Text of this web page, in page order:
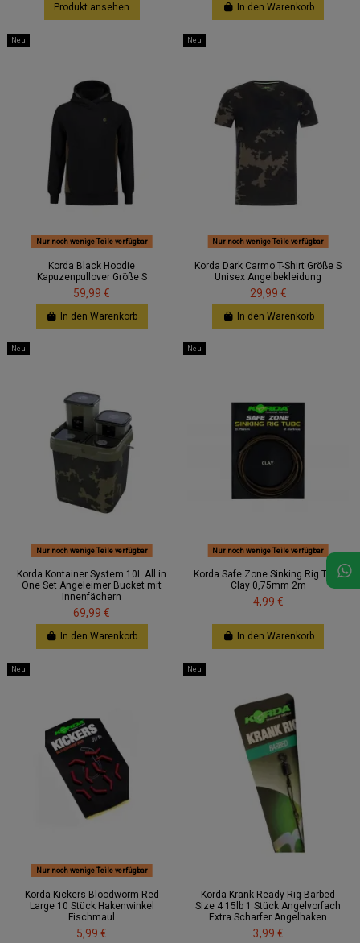
Produkt ansehen In den Warenkorb
Neu
Nur noch wenige Teile verfügbar
Korda Black Hoodie
Kapuzenpullover Größe S
59,99 €
In den Warenkorb
Neu
Nur noch wenige Teile verfügbar
Korda Dark Carmo T-Shirt Größe S
Unisex Angelbekleidung
29,99 €
In den Warenkorb
Neu
Nur noch wenige Teile verfügbar
Korda Kontainer System 10L All in
One Set Angeleimer Bucket mit
Innenfächern
69,99 €
In den Warenkorb
Neu
Nur noch wenige Teile verfügbar
Korda Safe Zone Sinking Rig Tube
Clay 0,75mm 2m
4,99 €
In den Warenkorb
Neu
Nur noch wenige Teile verfügbar
Korda Kickers Bloodworm Red
Large 10 Stück Hakenwinkel
Fischmaul
5,99 €
Neu
Korda Krank Ready Rig Barbed
Size 4 15lb 1 Stück Angelvorfach
Extra Scharfer Angelhaken
3,99 €